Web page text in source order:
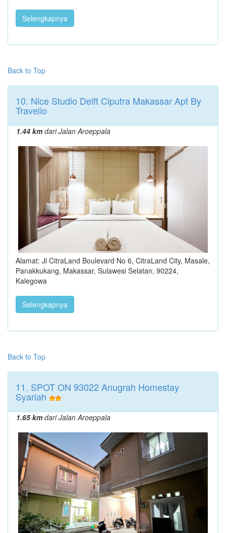
Selengkapnya
Back to Top
10. Nice Studio Delft Ciputra Makassar Apt By
Travelio
1.44 kmdari Jalan Aroeppala
Alamat: Jl CitraLand Boulevard No 6, CitraLand City, Masale,
Panakkukang, Makassar, Sulawesi Selatan, 90224,
Kalegowa
Selengkapnya
Back to Top
11. SPOT ON 93022 Anugrah Homestay
Syariah
1.65 kmdari Jalan Aroeppala